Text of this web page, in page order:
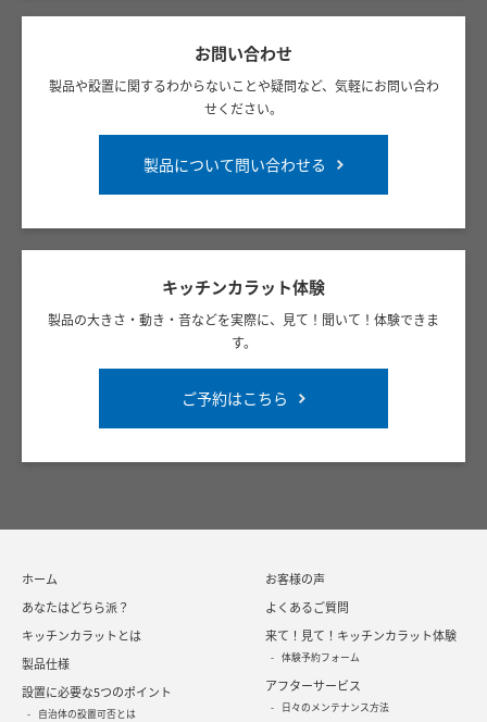
お問い合わせ
製品や設置に関するわからないことや疑問など、気軽にお問い合わ
せください。
製品について問い合わせる
キッチンカラット体験
製品の大きさ・動き・音などを実際に、見て！聞いて！体験できま
す。
ご予約はこちら
ホーム
あなたはどちら派？
キッチンカラットとは
製品仕様
設置に必要な5つのポイント
自治体の設置可否とは
お客様の声
よくあるご質問
来て！見て！キッチンカラット体験
体験予約フォーム
アフターサービス
日々のメンテナンス方法